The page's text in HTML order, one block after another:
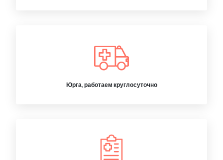
Юрга, работаем круглосуточно